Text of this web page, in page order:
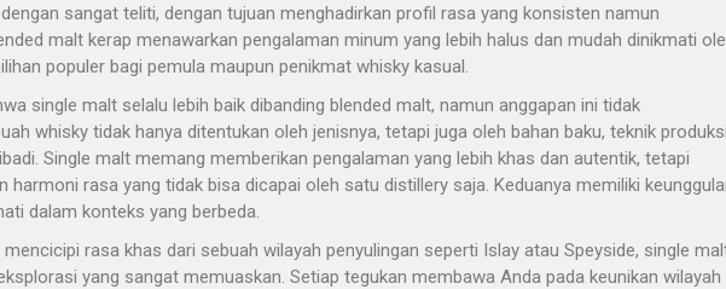
sangat teliti, dengan tujuan menghadirkan profil rasa yang konsisten namun
malt kerap menawarkan pengalaman minum yang lebih halus dan mudah dinikmati
populer bagi pemula maupun penikmat whisky kasual.
single malt selalu lebih baik dibanding blended malt, namun anggapan ini tidak
whisky tidak hanya ditentukan oleh jenisnya, tetapi juga oleh bahan baku, teknik
Single malt memang memberikan pengalaman yang lebih khas dan autentik, tetapi
harmoni rasa yang tidak bisa dicapai oleh satu distillery saja. Keduanya memiliki
dalam konteks yang berbeda.
rasa khas dari sebuah wilayah penyulingan seperti Islay atau Speyside, single
yang sangat memuaskan. Setiap tegukan membawa Anda pada keunikan wilayah